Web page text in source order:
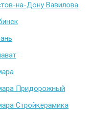
на-Дону Вавилова
Придорожный
Стройкерамика